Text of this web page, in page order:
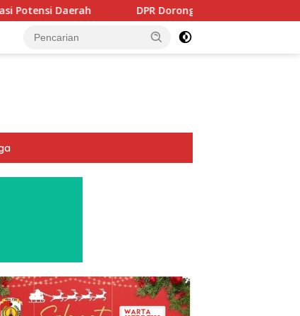
DPR Dorong Program PTSL dan Percepatan Sertifikasi